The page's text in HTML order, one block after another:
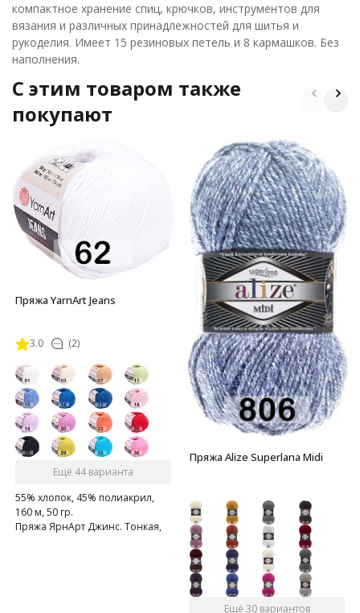
компактное хранение спиц, крючков, инструментов для
вязания и различных принадлежностей для шитья и
рукоделия. Имеет 15 резиновых петель и 8 кармашков. Без
наполнения.
C этим товаром также
покупают
Пряжа YarnArt Jeans
3.0 (2)
Ещё 44 варианта
55% хлопок, 45% полиакрил,
160 м, 50 гр.
Пряжа ЯрнАрт Джинс. Тонкая,
мягкая, слегка бархатистая
Пряжа Alize Superlana Midi
Ещё 30 вариантов